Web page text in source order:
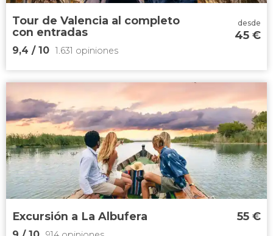
Tour de Valencia al completo
con entradas
9,4 / 10 1.631 opiniones
desde
45 €
9,4


1.631 opiniones
conocer los lugares más famosos de
Valencia
Excursión a La Albufera 55 €